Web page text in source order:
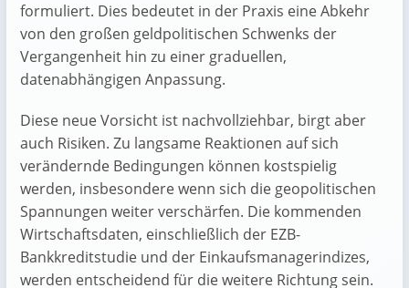
formuliert. Dies bedeutet in der Praxis eine Abkehr
von den großen geldpolitischen Schwenks der
Vergangenheit hin zu einer graduellen,
datenabhängigen Anpassung.
Diese neue Vorsicht ist nachvollziehbar, birgt aber
auch Risiken. Zu langsame Reaktionen auf sich
verändernde Bedingungen können kostspielig
werden, insbesondere wenn sich die geopolitischen
Spannungen weiter verschärfen. Die kommenden
Wirtschaftsdaten, einschließlich der EZB-
Bankkreditstudie und der Einkaufsmanagerindizes,
werden entscheidend für die weitere Richtung sein.